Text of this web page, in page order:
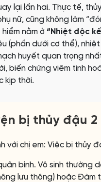
lại lần hai. Thực tế,
nữ, cũng không làm
hiểm nằm ở “Nhiệt độc
(phần dưới cơ thể),
huyết quan trọng
biến chứng viêm tinh
kịp thời.
bị thủy đậu
với chị em: Việc bị thủy
bình. Vô sinh thường
lưu thông) hoặc